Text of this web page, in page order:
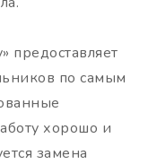
предоставляет
по самым
хорошо и
замена